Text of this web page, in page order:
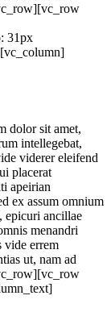
31px
dolor sit amet,
intellegebat,
viderer eleifend
placerat
apeirian
ex assum omnium
epicuri ancillae
menandri
vide errem
ut, nam ad